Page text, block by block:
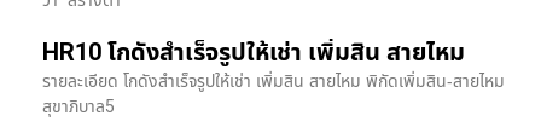
HR10 โกดังสำเร็จรูปให้เช่า เพิ่มสิน สายไหม
รายละเอียด โกดังสำเร็จรูปให้เช่า เพิ่มสิน สายไหม พิกัดเพิ่มสิน-สายไหม
สุขาภิบาล5